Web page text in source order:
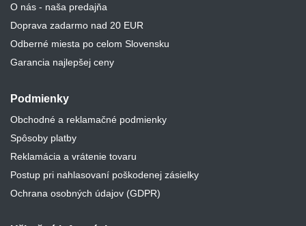
O nás - naša predajňa
Doprava zadarmo nad 20 EUR
Odberné miesta po celom Slovensku
Garancia najlepšej ceny
Podmienky
Obchodné a reklamačné podmienky
Spôsoby platby
Reklamácia a vrátenie tovaru
Postup pri nahlasovaní poškodenej zásielky
Ochrana osobných údajov (GDPR)